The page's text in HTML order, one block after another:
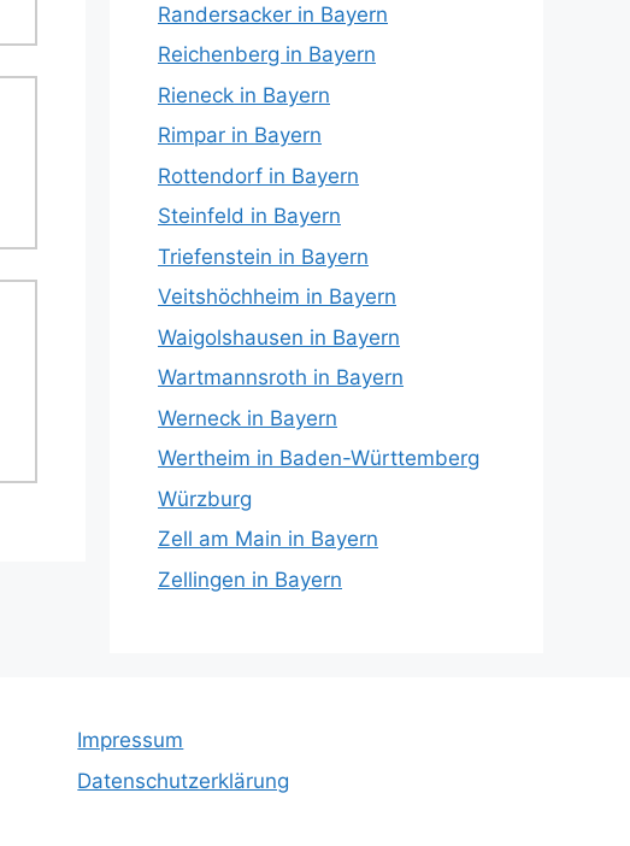
Randersacker in Bayern
Reichenberg in Bayern
Rieneck in Bayern
Rimpar in Bayern
Rottendorf in Bayern
Steinfeld in Bayern
Triefenstein in Bayern
Veitshöchheim in Bayern
Waigolshausen in Bayern
Wartmannsroth in Bayern
Werneck in Bayern
Wertheim in Baden-Württemberg
Würzburg
Zell am Main in Bayern
Zellingen in Bayern
Impressum
Datenschutzerklärung